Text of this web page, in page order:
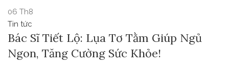
06 Th8
Tin tức
Bác Sĩ Tiết Lộ: Lụa Tơ Tằm Giúp Ngủ
Ngon, Tăng Cường Sức Khỏe!